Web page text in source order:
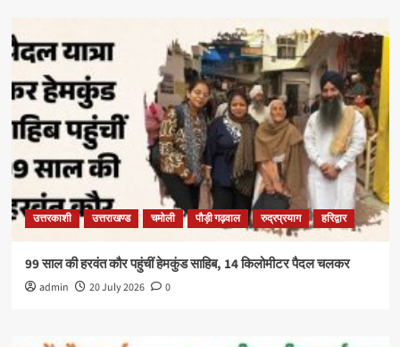
उत्तरकाशी उत्तराखण्ड चमोली पौड़ी गढ़वाल रुद्रप्रयाग हरिद्वार
99 साल की हरवंत कौर पहुंचीं हेमकुंड साहिब, 14 किलोमीटर पैदल चलकर
admin 20 July 2026 0